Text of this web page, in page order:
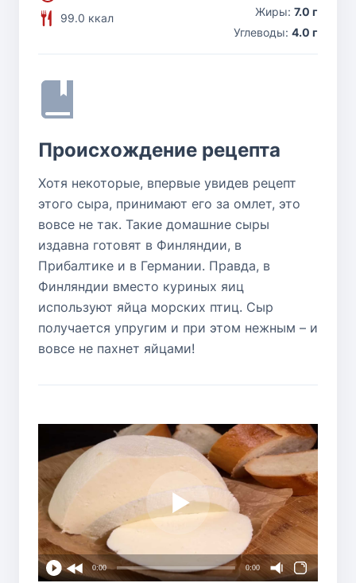
99.0 ккал
Жиры: 7.0 г
Углеводы: 4.0 г
Происхождение рецепта
Хотя некоторые, впервые увидев рецепт
этого сыра, принимают его за омлет, это
вовсе не так. Такие домашние сыры
издавна готовят в Финляндии, в
Прибалтике и в Германии. Правда, в
Финляндии вместо куриных яиц
используют яйца морских птиц. Сыр
получается упругим и при этом нежным – и
вовсе не пахнет яйцами!
0:00 0:00